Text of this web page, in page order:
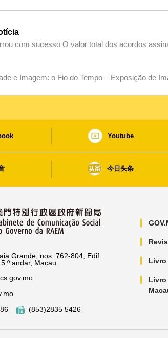
com sucesso O valor total dos acordos
e Imagem: o Fio do Tempo – Exposição de
Youtube
今日头条
Grande, nos. 762-804, Edif.
andar, Macau
(853)2835 5426
Livro
Livro